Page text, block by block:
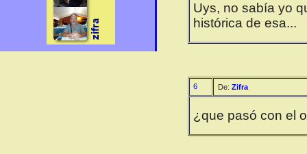
Uys, no sabía yo
histórica de esa...
6 De: Zifra
¿que pasó con el